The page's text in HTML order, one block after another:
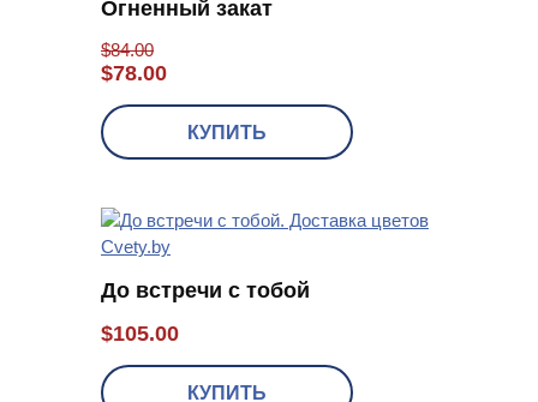
Огненный закат
$84.00
$78.00
КУПИТЬ
До встречи с тобой
$105.00
КУПИТЬ